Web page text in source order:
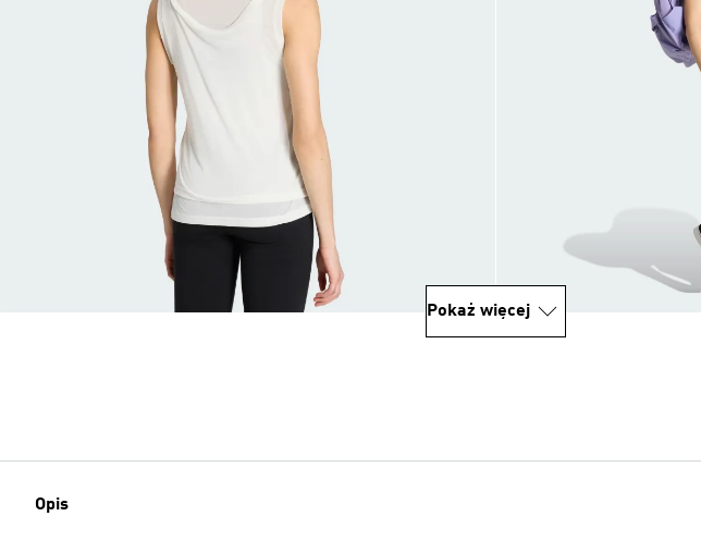
Pokaż więcej
Opis